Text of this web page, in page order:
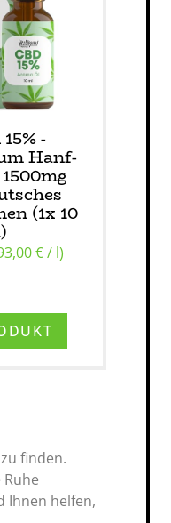
-
Hanf-
(1x 10
€ / l)
finden.
Ihnen helfen,